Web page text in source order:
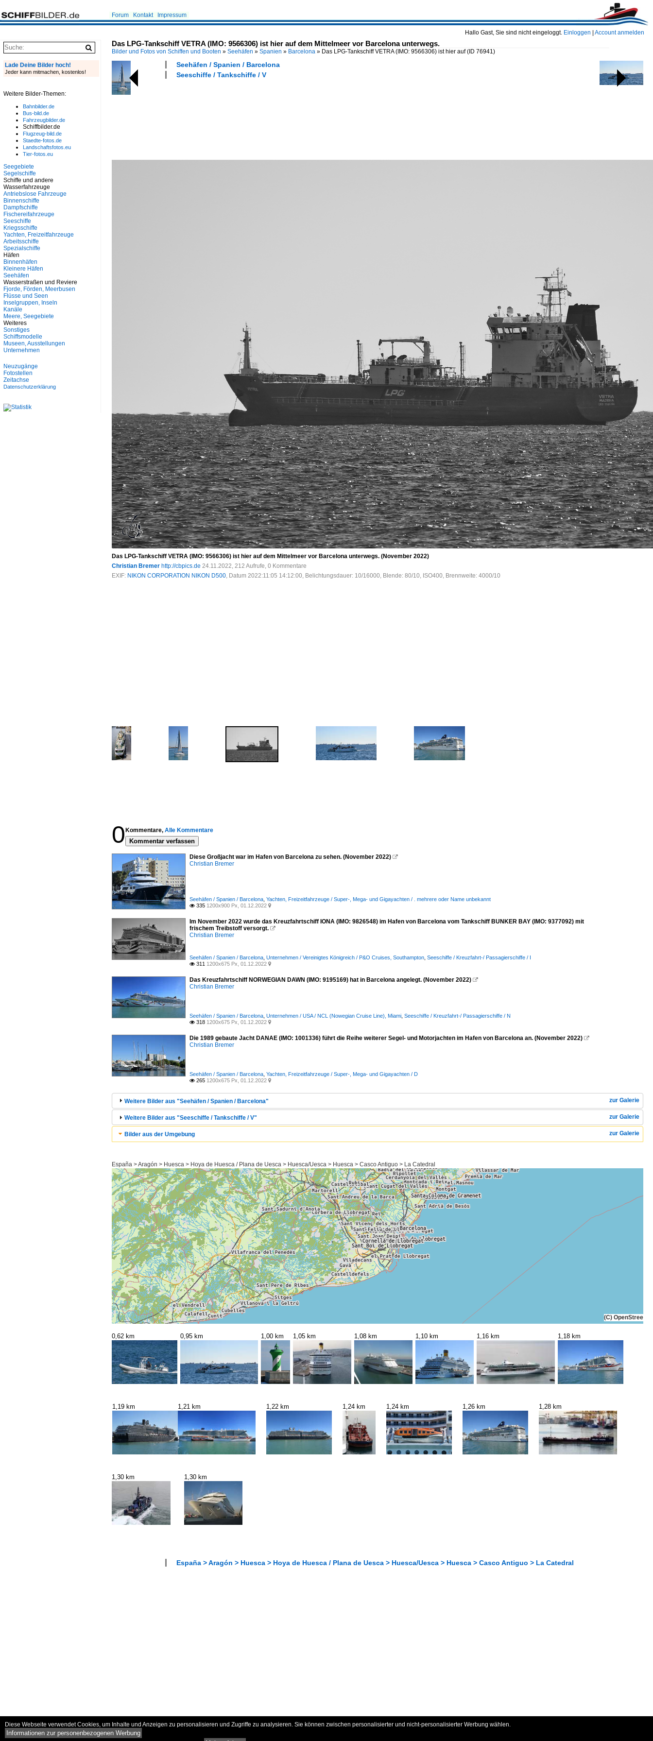
Hallo Gast, Sie sind nicht eingeloggt. Einloggen Account anmelden
Forum Kontakt Impressum
Das LPG-Tankschiff VETRA (IMO: 9566306) ist hier auf dem Mittelmeer vor Barcelona unterwegs.
Bilder und Fotos von Schiffen und Booten » Seehäfen » Spanien » Barcelona » Das LPG-Tankschiff VETRA (IMO: 9566306) ist hier auf(ID 76941)
Seehäfen / Spanien / Barcelona
Seeschiffe / Tankschiffe / V
Das LPG-Tankschiff VETRA (IMO: 9566306) ist hier auf dem Mittelmeer vor Barcelona unterwegs. (November 2022)
Christian Bremer http://cbpics.de 24.11.2022, 212 Aufrufe, 0 Kommentare
EXIF: NIKON CORPORATION NIKON D500, Datum 2022:11:05 14:12:00, Belichtungsdauer: 10/16000, Blende: 80/10, ISO400, Brennweite: 4000/10
0 Kommentare, Alle Kommentare
Kommentar verfassen
Diese Großjacht war im Hafen von Barcelona zu sehen. (November 2022) 
Christian Bremer
Seehäfen / Spanien / Barcelona Yachten, Freizeitfahrzeuge / Super-, Mega- und Gigayachten / . mehrere oder Name unbekannt
 335 1200x900 Px, 01.12.2022 
Im November 2022 wurde das Kreuzfahrtschiff IONA (IMO: 9826548) im Hafen von Barcelona vom Tankschiff BUNKER BAY (IMO: 9377092) mit
frischem Treibstoff versorgt. 
Christian Bremer
Seehäfen / Spanien / Barcelona Unternehmen / Vereinigtes Königreich / P&O Cruises, Southampton Seeschiffe / Kreuzfahrt-/ Passagierschiffe / I
 311 1200x675 Px, 01.12.2022 
Das Kreuzfahrtschiff NORWEGIAN DAWN (IMO: 9195169) hat in Barcelona angelegt. (November 2022) 
Christian Bremer
Seehäfen / Spanien / Barcelona Unternehmen / USA / NCL (Nowegian Cruise Line), Miami Seeschiffe / Kreuzfahrt-/ Passagierschiffe / N
 318 1200x675 Px, 01.12.2022 
Die 1989 gebaute Jacht DANAE (IMO: 1001336) führt die Reihe weiterer Segel- und Motorjachten im Hafen von Barcelona an. (November 2022) 
Christian Bremer
Seehäfen / Spanien / Barcelona Yachten, Freizeitfahrzeuge / Super-, Mega- und Gigayachten / D
 265 1200x675 Px, 01.12.2022 
zur Galerie
Weitere Bilder aus "Seehäfen / Spanien / Barcelona"
zur Galerie
Weitere Bilder aus "Seeschiffe / Tankschiffe / V"
zur Galerie
Bilder aus der Umgebung
España > Aragón > Huesca > Hoya de Huesca / Plana de Uesca > Huesca/Uesca > Huesca > Casco Antiguo > La Catedral
(C)
0,62 km 0,95 km 1,00 km 1,05 km 1,08 km 1,10 km 1,16 km 1,18 km
1,19 km 1,21 km 1,22 km 1,24 km 1,24 km 1,26 km 1,28 km
1,30 km 1,30 km
España > Aragón > Huesca > Hoya de Huesca / Plana de Uesca > Huesca/Uesca > Huesca > Casco Antiguo > La Catedral
Lade Deine Bilder hoch!
Jeder kann mitmachen, kostenlos!
Weitere Bilder-Themen:
Bahnbilder.de
Bus-bild.de
Fahrzeugbilder.de
Schiffbilder.de
Flugzeug-bild.de
Staedte-fotos.de
Landschaftsfotos.eu
Tier-fotos.eu
Seegebiete
Segelschiffe
Schiffe und andere
Wasserfahrzeuge
Antriebslose Fahrzeuge
Binnenschiffe
Dampfschiffe
Fischereifahrzeuge
Seeschiffe
Kriegsschiffe
Yachten, Freizeitfahrzeuge
Arbeitsschiffe
Spezialschiffe
Häfen
Binnenhäfen
Kleinere Häfen
Seehäfen
Wasserstraßen und Reviere
Fjorde, Förden, Meerbusen
Flüsse und Seen
Inselgruppen, Inseln
Kanäle
Meere, Seegebiete
Weiteres
Sonstiges
Schiffsmodelle
Museen, Ausstellungen
Unternehmen
Neuzugänge
Fotostellen
Zeitachse
Datenschutzerklärung
Diese Webseite verwendet Cookies, um Inhalte und Anzeigen zu personalisieren und Zugriffe zu analysieren. Sie können zwischen personalisierter und nicht-personalisierter Werbung wählen.
Informationen zur personenbezogenen Werbung